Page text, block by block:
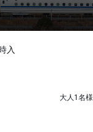
入
大人1名